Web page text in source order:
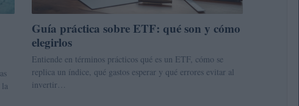
la
Guía práctica sobre ETF: qué son y cómo
elegirlos
Entiende en términos prácticos qué es un ETF, cómo se
replica un índice, qué gastos esperar y qué errores evitar al
invertir…